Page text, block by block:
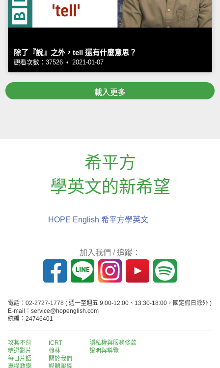
除了『說』之外，tell 還有什麼意思？
觀看次數：37526 • 2021-01-07
載入更多
希平方
學英文的新希望
HOPE English 希平方學英文
加入我們 / 追蹤：
電話：02-2727-1778 ( 週一至週五 9:00-12:00、13:30-18:00，國定假日除外 )
E-mail：service@hopenglish.com
統編：24746401
攻其不背
精選影片
每日片語
專欄教學
ICRT
翰林
關於我們
媒體報導
隱私權與服務條款
說明與導覽